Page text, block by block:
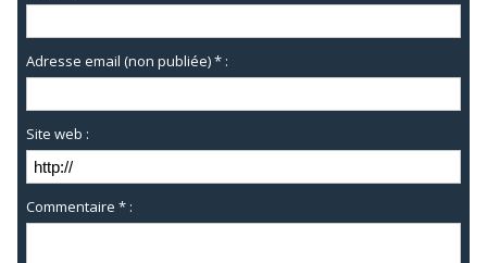
Adresse email (non publiée) * :
Site web :
Commentaire * :